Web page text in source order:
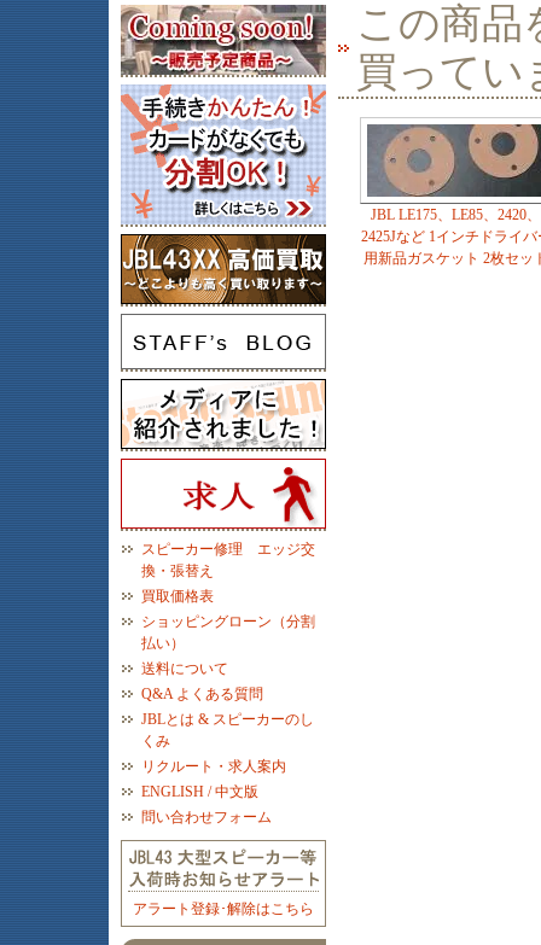
スピーカー修理 エッジ交
換・張替え
買取価格表
ショッピングローン（分割
払い）
送料について
Q&A よくある質問
JBLとは & スピーカーのし
くみ
リクルート・求人案内
ENGLISH / 中文版
問い合わせフォーム
アラート登録･解除はこちら
この商品
買ってい
JBL LE175、LE85、2420、
2425Jなど 1インチドライバ
用新品ガスケット 2枚セッ